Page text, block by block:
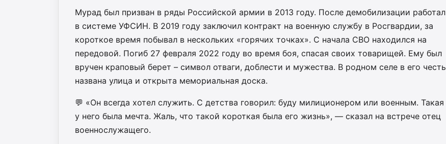
Мурад был призван в ряды Российской армии в 2013 году. После демобилизации работал
в системе УФСИН. В 2019 году заключил контракт на военную службу в Росгвардии, за
короткое время побывал в нескольких «горячих точках». С начала СВО находился на
передовой. Погиб 27 февраля 2022 году во время боя, спасая своих товарищей. Ему был
вручен краповый берет – символ отваги, доблести и мужества. В родном селе в его честь
названа улица и открыта мемориальная доска.
💬 «Он всегда хотел служить. С детства говорил: буду милиционером или военным. Такая
у него была мечта. Жаль, что такой короткая была его жизнь», — сказал на встрече отец
военнослужащего.